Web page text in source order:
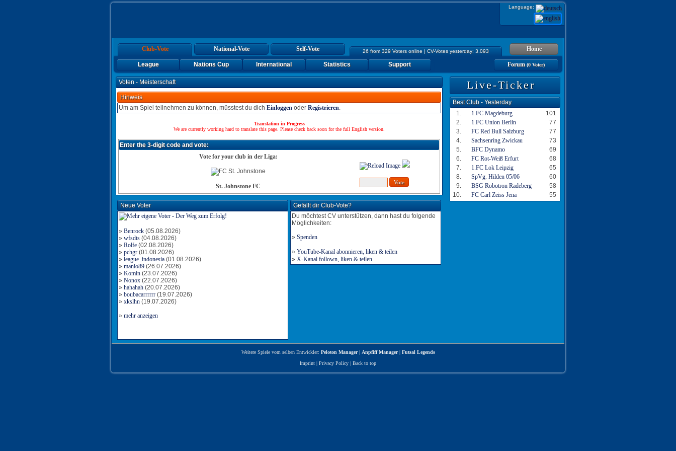
Language:
26 from 329 Voters online | CV-Votes yesterday: 3.093
Club-Vote National-Vote Self-Vote Home
Forum(0 Voter)
League Nations Cup International Statistics Support
Voten - Meisterschaft
Hinweis
Um am Spiel teilnehmen zu können, müsstest du dich Einloggen oder Registrieren.
Translation in Progress
We are currently working hard to translate this page. Please check back soon for the full English version.
Enter the 3-digit code and vote:
Vote for your club in der Liga:
St. Johnstone FC
Neue Voter
» Benrock (05.08.2026)
» wfsdts (04.08.2026)
» Rolfe (02.08.2026)
» pchgr (01.08.2026)
» league_indonesia (01.08.2026)
» manio89 (26.07.2026)
» Komin (23.07.2026)
» Nonox (22.07.2026)
» hahahah (20.07.2026)
» boubacarrrrrr (19.07.2026)
» xkslhn (19.07.2026)
» mehr anzeigen
Gefällt dir Club-Vote?
Du möchtest CV unterstützen, dann hast du folgende
Möglichkeiten:
» Spenden
» YouTube-Kanal abonnieren, liken & teilen
» X-Kanal follown, liken & teilen
Live-Ticker
Best Club - Yesterday
1.
1.FC Magdeburg
101
2.
1.FC Union Berlin
77
3.
FC Red Bull Salzburg
77
4.
Sachsenring Zwickau
73
5.
BFC Dynamo
69
6.
FC Rot-Weiß Erfurt
68
7.
1.FC Lok Leipzig
65
8.
SpVg. Hilden 05/06
60
9.
BSG Robotron Radeberg
58
10.
FC Carl Zeiss Jena 55
Weitere Spiele vom selben Entwickler: Peloton Manager| Anpfiff Manager| Futsal Legends
Imprint | Privacy Policy | Back to top